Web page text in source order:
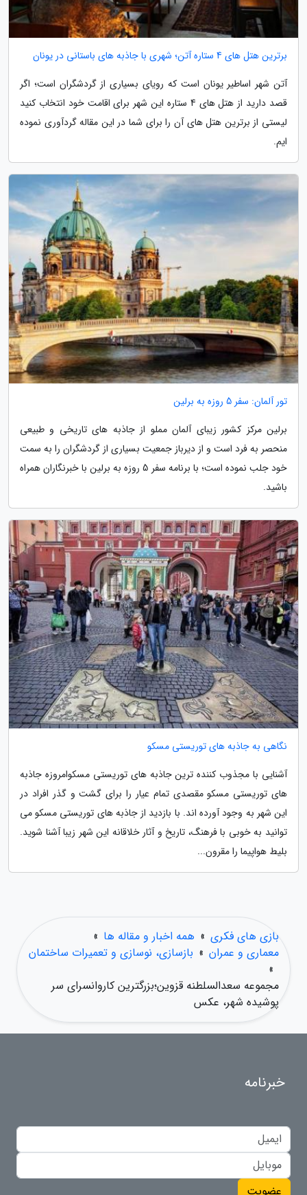
برترین هتل های 4 ستاره آتن؛ شهری با جاذبه های باستانی در یونان
آتن شهر اساطیر یونان است که رویای بسیاری از گردشگران است؛ اگر
قصد دارید از هتل های 4 ستاره این شهر برای اقامت خود انتخاب کنید
لیستی از برترین هتل های آن را برای شما در این مقاله گردآوری نموده
ایم.
تور آلمان: سفر 5 روزه به برلین
برلین مرکز کشور زیبای آلمان مملو از جاذبه های تاریخی و طبیعی
منحصر به فرد است و از دیرباز جمعیت بسیاری از گردشگران را به سمت
خود جلب نموده است؛ با برنامه سفر 5 روزه به برلین با خبرنگاران همراه
باشید.
نگاهی به جاذبه های توریستی مسکو
آشنایی با مجذوب کننده ترین جاذبه های توریستی مسکوامروزه جاذبه
های توریستی مسکو مقصدی تمام عیار را برای گشت و گذر افراد در
این شهر به وجود آورده اند. با بازدید از جاذبه های توریستی مسکو می
توانید به خوبی با فرهنگ، تاریخ و آثار خلاقانه این شهر زیبا آشنا شوید.
بلیط هواپیما را مقرون...
بازی های فکری » همه اخبار و مقاله ها »
معماری و عمران » بازسازی، نوسازی و تعمیرات ساختمان
»
مجموعه سعدالسلطنه قزوین؛بزرگترین کاروانسرای سر
پوشیده شهر، عکس
خبرنامه
عضویت